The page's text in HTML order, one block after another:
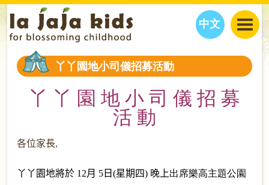
中文
JAJA’S WORLD
BLOG
CLASSES
CALENDAR
EVENTS
THINGS TO DO
FAMILY WELLNESS
CONTACT US
丫丫園地小司儀招募活動
丫 丫 園 地 小 司 儀 招 募
活 動
各位家長,
丫丫園地將於 12月 5 日(星期四) 晚上出席樂高主題公園